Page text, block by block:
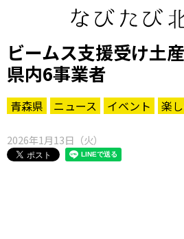
ビームス支援受け土
県内6事業者
青森県 ニュース イベント 楽
2026年1月13日（火）